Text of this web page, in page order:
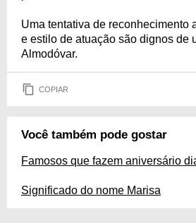
Uma tentativa de reconhecimento
e estilo de atuação são dignos de
Almodóvar.
COPIAR
Você também pode gostar
Famosos que fazem aniversário
Significado do nome Marisa